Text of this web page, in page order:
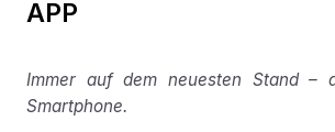
APP
Immer auf dem neuesten Stand –
Smartphone.